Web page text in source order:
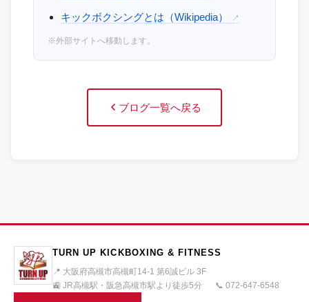
キックボクシングとは（Wikipedia） ↗
※外部サイトへ移動します。
ブログ一覧へ戻る
TURN UP KICKBOXING & FITNESS
📍 大阪府高槻市高槻町14-1 第6誠ビル 3F
🚉 JR高槻駅・阪急高槻市駅より徒歩5分
📞 072-647-6548